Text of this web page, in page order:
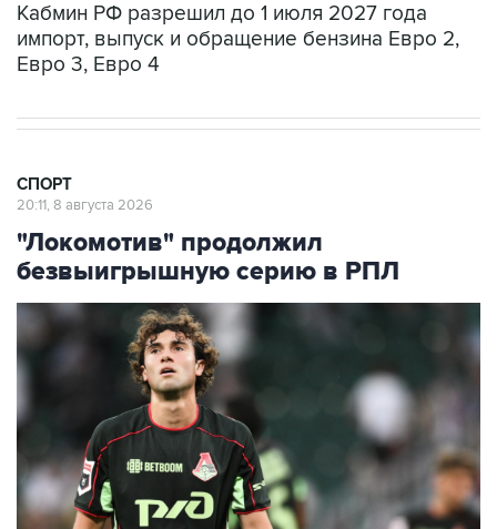
Кабмин РФ разрешил до 1 июля 2027 года
импорт, выпуск и обращение бензина Евро 2,
Евро 3, Евро 4
СПОРТ
20:11, 8 августа 2026
"Локомотив" продолжил
безвыигрышную серию в РПЛ